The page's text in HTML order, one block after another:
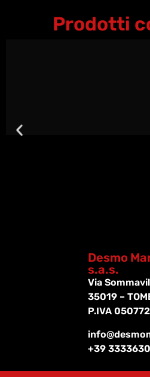
Prodotti
Desmo
s.a.s.
Via
35019 –
P.IVA
+39